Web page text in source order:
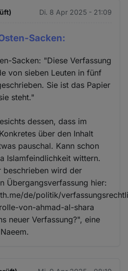
Di. 8 Apr 2025 - 21:09
Sacken:
Sacken: "Diese Verfassung
von sieben Leuten in fünf
Sie ist das Papier
steht."
dessen, dass im
über den Inhalt
pauschal. Kann schon
Islamfeindlichkeit wittern.
beschrieben wird der
Übergangsverfassung hier:
de/politik/
von-ahmad-al-shara
neuer Verfassung?", eine